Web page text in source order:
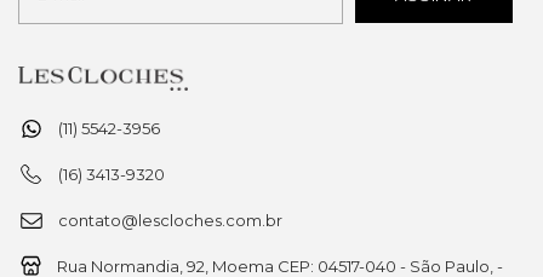
(11) 5542-3956
(16) 3413-9320
contato@lescloches.com.br
Rua Normandia, 92, Moema CEP: 04517-040 - São Paulo, -